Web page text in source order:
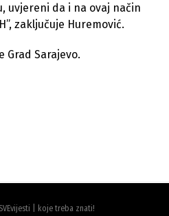
uvjereni da i na ovaj način
zaključuje Huremović.
Grad Sarajevo.
| koje treba znati!